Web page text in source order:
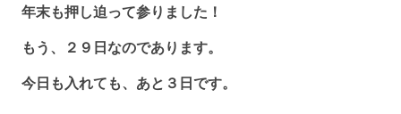
年末も押し迫って参りました！
もう、２９日なのであります。
今日も入れても、あと３日です。